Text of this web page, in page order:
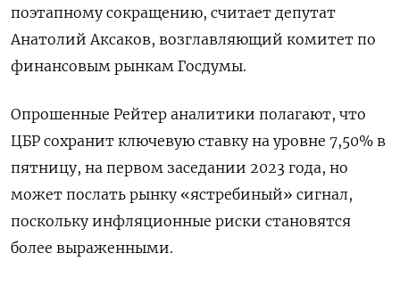
поэтапному сокращению, считает депутат
Анатолий Аксаков, возглавляющий комитет по
финансовым рынкам Госдумы.
Опрошенные Рейтер аналитики полагают, что
ЦБР сохранит ключевую ставку на уровне 7,50% в
пятницу, на первом заседании 2023 года, но
может послать рынку «ястребиный» сигнал,
поскольку инфляционные риски становятся
более выраженными.